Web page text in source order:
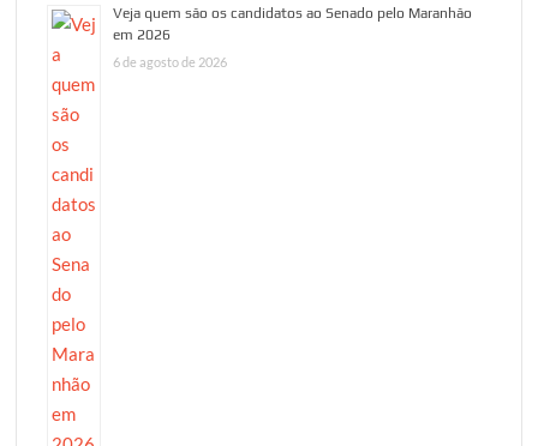
Veja quem são os candidatos ao Senado pelo Maranhão
em 2026
6 de agosto de 2026